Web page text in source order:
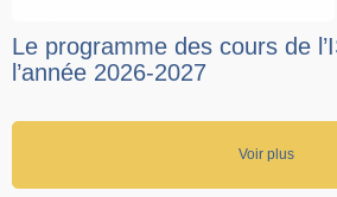
Le programme des cours de
l’année 2026-2027
Voir plus